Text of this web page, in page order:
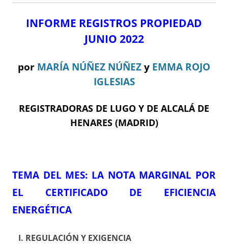
INFORME REGISTROS PROPIEDAD
JUNIO 2022
por MARÍA NÚÑEZ NÚÑEZ y EMMA ROJO
IGLESIAS
REGISTRADORAS DE LUGO Y DE ALCALÁ DE
HENARES (MADRID)
TEMA DEL MES: LA NOTA MARGINAL POR
EL CERTIFICADO DE EFICIENCIA
ENERGÉTICA
I. REGULACIÓN Y EXIGENCIA